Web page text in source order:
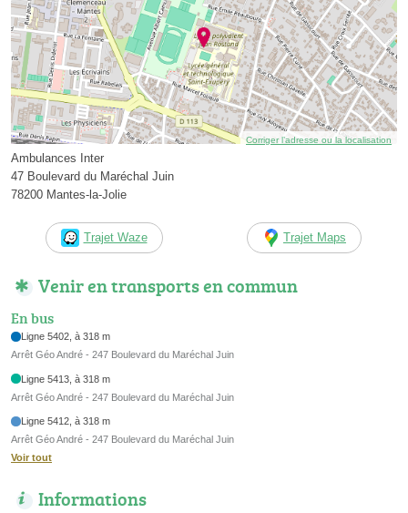
Corriger l’adresse ou la localisation
Ambulances Inter
47 Boulevard du Maréchal Juin
78200 Mantes-la-Jolie
Trajet Waze Trajet Maps
Venir en transports en commun
En bus
Ligne 5402, à 318 m
Arrêt Géo André - 247 Boulevard du Maréchal Juin
Ligne 5413, à 318 m
Arrêt Géo André - 247 Boulevard du Maréchal Juin
Ligne 5412, à 318 m
Arrêt Géo André - 247 Boulevard du Maréchal Juin
Voir tout
Informations